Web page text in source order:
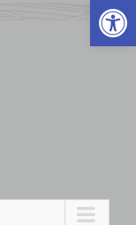
פתח סרגל נגישותדלג
לתוכן